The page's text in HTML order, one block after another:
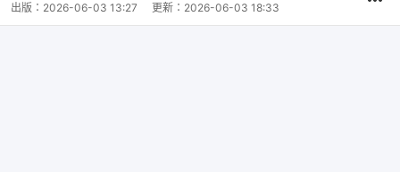
出版： 2026-06-03 13:27 更新： 2026-06-03 18:33